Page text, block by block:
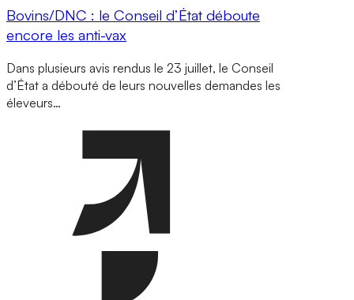
Bovins/DNC : le Conseil d’État déboute
encore les anti-vax
Dans plusieurs avis rendus le 23 juillet, le Conseil
d’État a débouté de leurs nouvelles demandes les
éleveurs…